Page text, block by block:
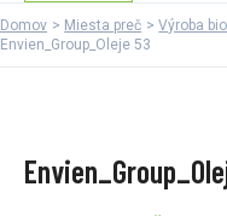
Domov Miesta preč
Výroba
Envien_Group_Oleje 53